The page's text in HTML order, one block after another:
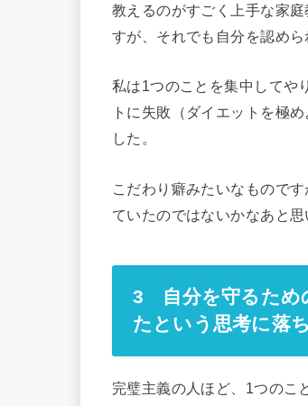
教えるのがすごく上手な家
すが、それでも自分を認めら
私は1つのことを集中してや
トに失敗（ダイエットを極
した。
こだわり癖みたいなもので
ていたのではないかなあと思
3 自分を守るため
たという思考に落
完璧主義の人ほど、1つのこ